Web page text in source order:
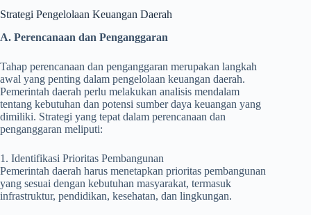
Strategi Pengelolaan Keuangan Daerah
A. Perencanaan dan Penganggaran
Tahap perencanaan dan penganggaran merupakan langkah
awal yang penting dalam pengelolaan keuangan daerah.
Pemerintah daerah perlu melakukan analisis mendalam
tentang kebutuhan dan potensi sumber daya keuangan yang
dimiliki. Strategi yang tepat dalam perencanaan dan
penganggaran meliputi:
1. Identifikasi Prioritas Pembangunan
Pemerintah daerah harus menetapkan prioritas pembangunan
yang sesuai dengan kebutuhan masyarakat, termasuk
infrastruktur, pendidikan, kesehatan, dan lingkungan.